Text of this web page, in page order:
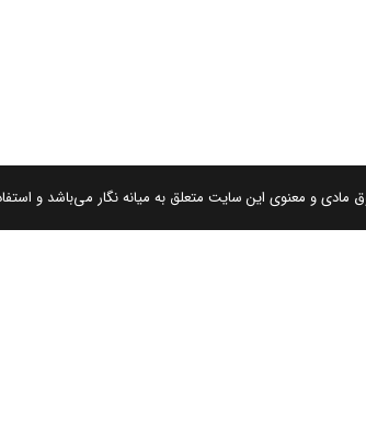
مادی و معنوی این سایت متعلق به میانه نگار می‌باشد و